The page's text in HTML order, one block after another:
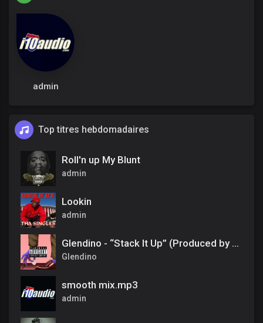
admin
Top titres hebdomadaires
Roll'n up My Blunt
admin
Lookin
admin
Glendino - “Stack It Up” (Produced by Chef Aidan)
Glendino
smooth mix.mp3
admin